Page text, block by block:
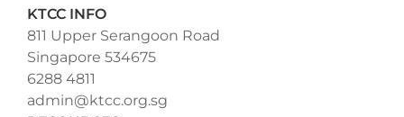
KTCC INFO
811 Upper Serangoon Road
Singapore 534675
6288 4811
admin@ktcc.org.sg